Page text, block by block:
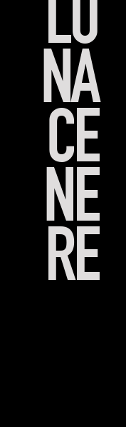
LU
NA
CE
NE
RE